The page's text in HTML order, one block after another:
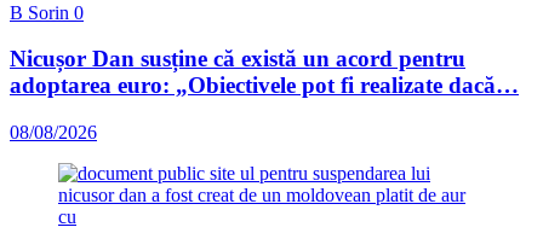
B Sorin 0
Nicușor Dan susține că există un acord pentru
adoptarea euro: „Obiectivele pot fi realizate dacă…
08/08/2026